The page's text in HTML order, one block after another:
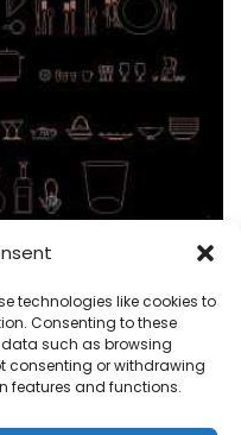
technologies like cookies to
Consenting to these
such as browsing
consenting or withdrawing
features and functions.
e bar
cad em autocad